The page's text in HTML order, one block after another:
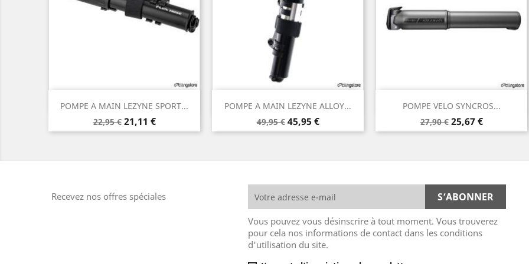
POMPE A MAIN LEZYNE SPORT...
Prix
de
22,95 € Prix
21,11 €
 Aperçu rapide POMPE A MAIN LEZYNE ALLOY...
Prix
de
49,95 € Prix
45,95 €
 Aperçu rapide POMPE VELO SYNCROS...
Prix
de
27,90 € Prix
25,67 €
Aperçu rapide
Recevez nos offres spéciales
Vous pouvez vous désinscrire à tout moment. Vous trouverez
pour cela nos informations de contact dans les conditions
d'utilisation du site.